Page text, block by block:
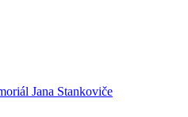
Jana Stankoviče